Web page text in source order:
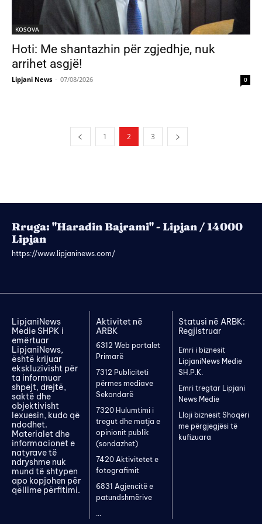
KOSOVA
Hoti: Me shantazhin për zgjedhje, nuk
arrihet asgjë!
Lipjani News - 07/08/2026 0
1 2 3
Rruga: "Haradin Bajrami" - Lipjan / 14000
Lipjan
https://www.lipjaninews.com/
LipjaniNews
Medie SHPK i
emërtuar
LipjaniNews,
është krijuar
ekskluzivisht për
ta informuar
shpejt, drejtë,
saktë dhe
objektivisht
lexuesin, kudo që
ndodhet.
Materialet dhe
informacionet e
natyrave të
ndryshme nuk
mund të shtypen
apo kopjohen për
qëllime përfitimi.
Aktivitet në
ARBK
6312 Web portalet
Primarë
7312 Publiciteti
përmes mediave
Sekondarë
7320 Hulumtimi i
tregut dhe matja e
opinionit publik
(sondazhet)
7420 Aktivitetet e
fotografimit
6831 Agjencitë e
patundshmërive
...
Statusi në ARBK:
Regjistruar
Emri i biznesit
LipjaniNews Medie
SH.P.K.
Emri tregtar Lipjani
News Medie
Lloji biznesit Shoqëri
me përgjegjësi të
kufizuara